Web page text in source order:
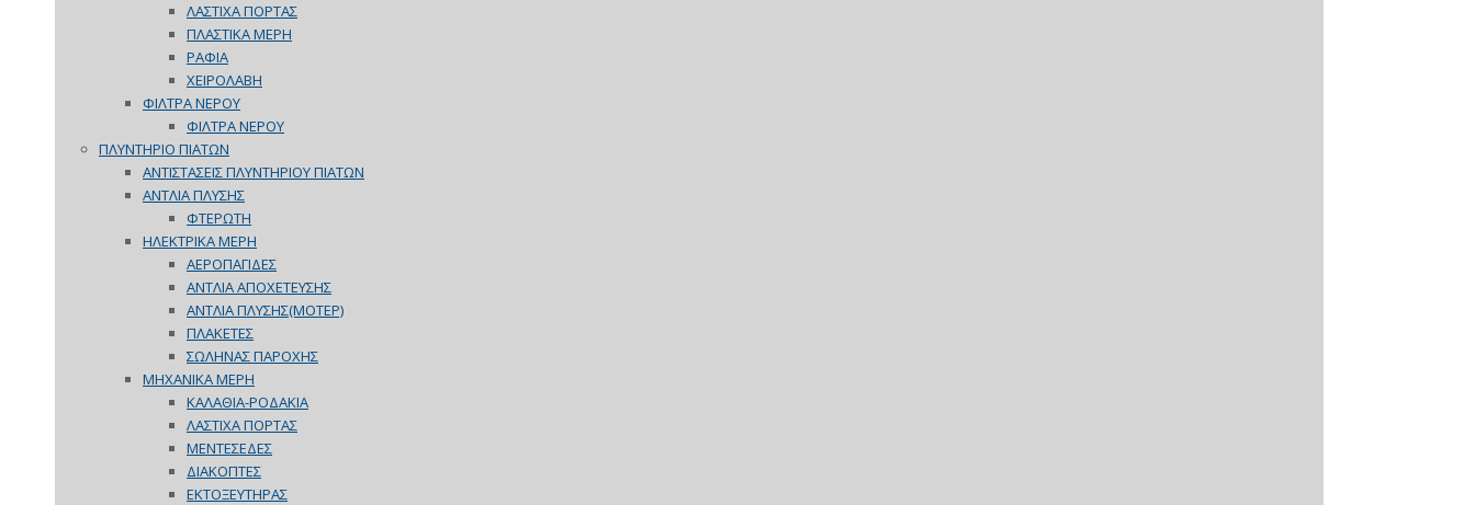
ΛΑΣΤΙΧΑ ΠΟΡΤΑΣ
ΠΛΑΣΤΙΚΑ ΜΕΡΗ
ΡΑΦΙΑ
ΧΕΙΡΟΛΑΒΗ
ΦΙΛΤΡΑ ΝΕΡΟΥ
ΦΙΛΤΡΑ ΝΕΡΟΥ
ΠΛΥΝΤΗΡΙΟ ΠΙΑΤΩΝ
ΑΝΤΙΣΤΑΣΕΙΣ ΠΛΥΝΤΗΡΙΟΥ ΠΙΑΤΩΝ
ΑΝΤΛΙΑ ΠΛΥΣΗΣ
ΦΤΕΡΩΤΗ
ΗΛΕΚΤΡΙΚΑ ΜΕΡΗ
ΑΕΡΟΠΑΓΙΔΕΣ
ΑΝΤΛΙΑ ΑΠΟΧΕΤΕΥΣΗΣ
ΑΝΤΛΙΑ ΠΛΥΣΗΣ(ΜΟΤΕΡ)
ΠΛΑΚΕΤΕΣ
ΣΩΛΗΝΑΣ ΠΑΡΟΧΗΣ
ΜΗΧΑΝΙΚΑ ΜΕΡΗ
ΚΑΛΑΘΙΑ-ΡΟΔΑΚΙΑ
ΛΑΣΤΙΧΑ ΠΟΡΤΑΣ
ΜΕΝΤΕΣΕΔΕΣ
ΔΙΑΚΟΠΤΕΣ
ΕΚΤΟΞΕΥΤΗΡΑΣ